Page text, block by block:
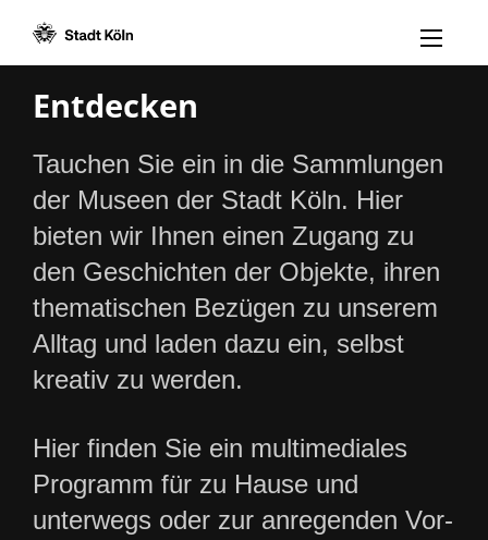
Menü
Entdecken
Tauchen Sie ein in die Sammlungen
der Museen der Stadt Köln. Hier
bieten wir Ihnen einen Zugang zu
den Geschichten der Objekte, ihren
thematischen Bezügen zu unserem
Alltag und laden dazu ein, selbst
kreativ zu werden.
Hier finden Sie ein multimediales
Programm für zu Hause und
unterwegs oder zur anregenden Vor-